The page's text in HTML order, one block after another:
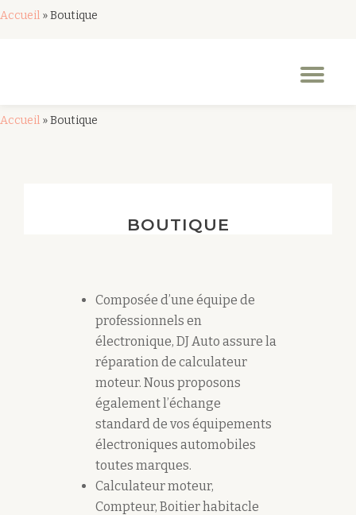
Accueil »Boutique
Accueil »Boutique
BOUTIQUE
Composée d’une équipe de
professionnels en
électronique, DJ Auto assure la
réparation de calculateur
moteur. Nous proposons
également l’échange
standard de vos équipements
électroniques automobiles
toutes marques.
Calculateur moteur,
Compteur, Boitier habitacle